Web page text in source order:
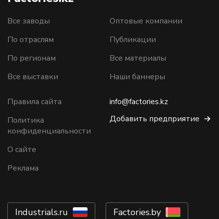
Все заводы
По отраслям
По регионам
Все выставки
Оптовые компании
Публикации
Все материалы
Наши баннеры
Правила сайта
Политика
конфиденциальности
О сайте
Реклама
info@factories.kz
Добавить предприятие
Industrials.ru Factories.by